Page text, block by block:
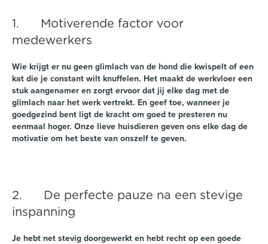
1. Motiverende factor voor
medewerkers
Wie krijgt er nu geen glimlach van de hond die kwispelt of een
kat die je constant wilt knuffelen. Het maakt de werkvloer een
stuk aangenamer en zorgt ervoor dat jij elke dag met de
glimlach naar het werk vertrekt. En geef toe, wanneer je
goedgezind bent ligt de kracht om goed te presteren nu
eenmaal hoger. Onze lieve huisdieren geven ons elke dag de
motivatie om het beste van onszelf te geven.
2. De perfecte pauze na een stevige
inspanning
Je hebt net stevig doorgewerkt en hebt recht op een goede